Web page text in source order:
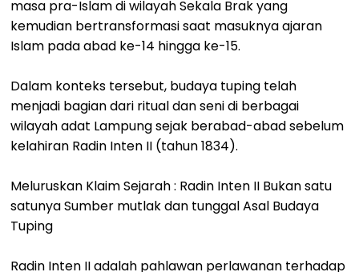
masa pra-Islam di wilayah Sekala Brak yang
kemudian bertransformasi saat masuknya ajaran
Islam pada abad ke-14 hingga ke-15.
Dalam konteks tersebut, budaya tuping telah
menjadi bagian dari ritual dan seni di berbagai
wilayah adat Lampung sejak berabad-abad sebelum
kelahiran Radin Inten II (tahun 1834).
Meluruskan Klaim Sejarah : Radin Inten II Bukan satu
satunya Sumber mutlak dan tunggal Asal Budaya
Tuping
Radin Inten II adalah pahlawan perlawanan terhadap